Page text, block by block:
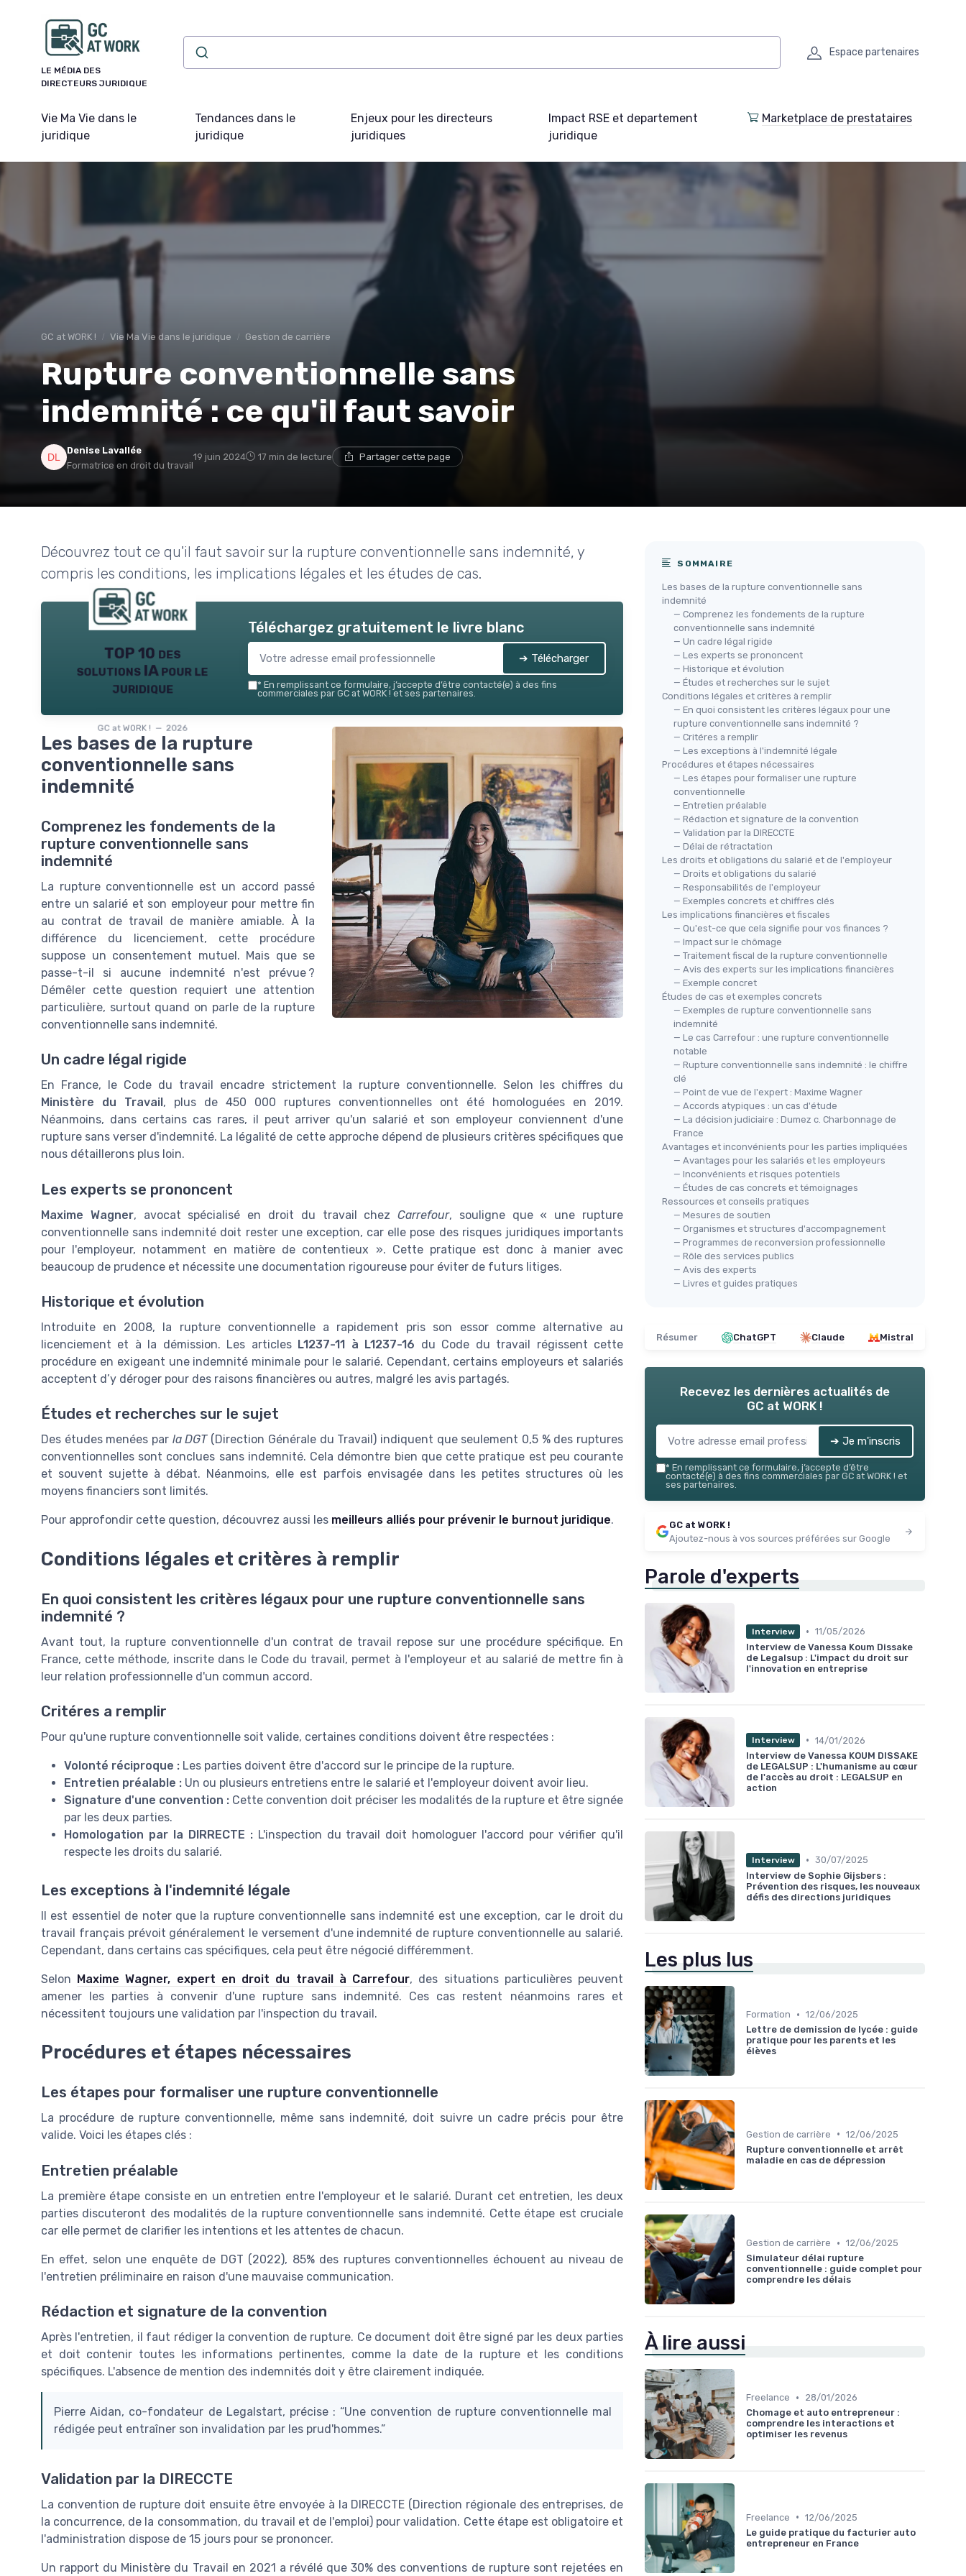
LE MÉDIA DES
DIRECTEURS JURIDIQUE
Espace partenaires
Vie Ma Vie dans le
juridique
Tendances dans le
juridique
Enjeux pour les directeurs
juridiques
Impact RSE et departement
juridique
Marketplace de prestataires
GC at WORK ! Vie Ma Vie dans le juridique Gestion de carrière
Rupture conventionnelle sans
indemnité : ce qu'il faut savoir
Denise Lavallée
Formatrice en droit du travail
19 juin 2024 17 min de lecture Partager cette page
Découvrez tout ce qu'il faut savoir sur la rupture conventionnelle sans indemnité, y
compris les conditions, les implications légales et les études de cas.
TOP 10 des
solutions IA pour le
juridique
GC at WORK ! — 2026
Téléchargez gratuitement le livre blanc
➔ Télécharger
* En remplissant ce formulaire, j’accepte d’être contacté(e) à des fins
commerciales par GC at WORK ! et ses partenaires.
Les bases de la rupture
conventionnelle sans
indemnité
Comprenez les fondements de la
rupture conventionnelle sans
indemnité
La rupture conventionnelle est un accord passé
entre un salarié et son employeur pour mettre fin
au contrat de travail de manière amiable. À la
différence du licenciement, cette procédure
suppose un consentement mutuel. Mais que se
passe-t-il si aucune indemnité n'est prévue ?
Démêler cette question requiert une attention
particulière, surtout quand on parle de la rupture
conventionnelle sans indemnité.
Un cadre légal rigide
En France, le Code du travail encadre strictement la rupture conventionnelle. Selon les chiffres du
Ministère du Travail , plus de 450 000 ruptures conventionnelles ont été homologuées en 2019.
Néanmoins, dans certains cas rares, il peut arriver qu'un salarié et son employeur conviennent d'une
rupture sans verser d'indemnité. La légalité de cette approche dépend de plusieurs critères spécifiques que
nous détaillerons plus loin.
Les experts se prononcent
Maxime Wagner, avocat spécialisé en droit du travail chezCarrefour, souligne que « une rupture
conventionnelle sans indemnité doit rester une exception, car elle pose des risques juridiques importants
pour l'employeur, notamment en matière de contentieux ». Cette pratique est donc à manier avec
beaucoup de prudence et nécessite une documentation rigoureuse pour éviter de futurs litiges.
Historique et évolution
Introduite en 2008, la rupture conventionnelle a rapidement pris son essor comme alternative au
licenciement et à la démission. Les articles L1237-11 à L1237-16 du Code du travail régissent cette
procédure en exigeant une indemnité minimale pour le salarié. Cependant, certains employeurs et salariés
acceptent d’y déroger pour des raisons financières ou autres, malgré les avis partagés.
Études et recherches sur le sujet
Des études menées par la DGT(Direction Générale du Travail) indiquent que seulement 0,5 % des ruptures
conventionnelles sont conclues sans indemnité. Cela démontre bien que cette pratique est peu courante
et souvent sujette à débat. Néanmoins, elle est parfois envisagée dans les petites structures où les
moyens financiers sont limités.
Pour approfondir cette question, découvrez aussi les meilleurs alliés pour prévenir le burnout juridique.
Conditions légales et critères à remplir
En quoi consistent les critères légaux pour une rupture conventionnelle sans
indemnité ?
Avant tout, la rupture conventionnelle d'un contrat de travail repose sur une procédure spécifique. En
France, cette méthode, inscrite dans le Code du travail, permet à l'employeur et au salarié de mettre fin à
leur relation professionnelle d'un commun accord.
Critéres a remplir
Pour qu'une rupture conventionnelle soit valide, certaines conditions doivent être respectées :
Volonté réciproque : Les parties doivent être d'accord sur le principe de la rupture.
Entretien préalable : Un ou plusieurs entretiens entre le salarié et l'employeur doivent avoir lieu.
Signature d'une convention : Cette convention doit préciser les modalités de la rupture et être signée
par les deux parties.
Homologation par la DIRRECTE :L'inspection du travail doit homologuer l'accord pour vérifier qu'il
respecte les droits du salarié.
Les exceptions à l'indemnité légale
Il est essentiel de noter que la rupture conventionnelle sans indemnité est une exception, car le droit du
travail français prévoit généralement le versement d'une indemnité de rupture conventionnelle au salarié.
Cependant, dans certains cas spécifiques, cela peut être négocié différemment.
Selon Maxime Wagner, expert en droit du travail à Carrefour, des situations particulières peuvent
amener les parties à convenir d'une rupture sans indemnité. Ces cas restent néanmoins rares et
nécessitent toujours une validation par l'inspection du travail.
Procédures et étapes nécessaires
Les étapes pour formaliser une rupture conventionnelle
La procédure de rupture conventionnelle, même sans indemnité, doit suivre un cadre précis pour être
valide. Voici les étapes clés :
Entretien préalable
La première étape consiste en un entretien entre l'employeur et le salarié. Durant cet entretien, les deux
parties discuteront des modalités de la rupture conventionnelle sans indemnité. Cette étape est cruciale
car elle permet de clarifier les intentions et les attentes de chacun.
En effet, selon une enquête de DGT (2022), 85% des ruptures conventionnelles échouent au niveau de
l'entretien préliminaire en raison d'une mauvaise communication.
Rédaction et signature de la convention
Après l'entretien, il faut rédiger la convention de rupture. Ce document doit être signé par les deux parties
et doit contenir toutes les informations pertinentes, comme la date de la rupture et les conditions
spécifiques. L'absence de mention des indemnités doit y être clairement indiquée.
Pierre Aidan, co-fondateur de Legalstart, précise : “Une convention de rupture conventionnelle mal
rédigée peut entraîner son invalidation par les prud'hommes.”
Validation par la DIRECCTE
La convention de rupture doit ensuite être envoyée à la DIRECCTE (Direction régionale des entreprises, de
la concurrence, de la consommation, du travail et de l'emploi) pour validation. Cette étape est obligatoire et
l'administration dispose de 15 jours pour se prononcer.
Un rapport du Ministère du Travail en 2021 a révélé que 30% des conventions de rupture sont rejetées en
SOMMAIRE
Les bases de la rupture conventionnelle sans
indemnité
— Comprenez les fondements de la rupture
conventionnelle sans indemnité
— Un cadre légal rigide
— Les experts se prononcent
— Historique et évolution
— Études et recherches sur le sujet
Conditions légales et critères à remplir
— En quoi consistent les critères légaux pour une
rupture conventionnelle sans indemnité ?
— Critéres a remplir
— Les exceptions à l'indemnité légale
Procédures et étapes nécessaires
— Les étapes pour formaliser une rupture
conventionnelle
— Entretien préalable
— Rédaction et signature de la convention
— Validation par la DIRECCTE
— Délai de rétractation
Les droits et obligations du salarié et de l'employeur
— Droits et obligations du salarié
— Responsabilités de l'employeur
— Exemples concrets et chiffres clés
Les implications financières et fiscales
— Qu'est-ce que cela signifie pour vos finances ?
— Impact sur le chômage
— Traitement fiscal de la rupture conventionnelle
— Avis des experts sur les implications financières
— Exemple concret
Études de cas et exemples concrets
— Exemples de rupture conventionnelle sans
indemnité
— Le cas Carrefour : une rupture conventionnelle
notable
— Rupture conventionnelle sans indemnité : le chiffre
clé
— Point de vue de l'expert : Maxime Wagner
— Accords atypiques : un cas d'étude
— La décision judiciaire : Dumez c. Charbonnage de
France
Avantages et inconvénients pour les parties impliquées
— Avantages pour les salariés et les employeurs
— Inconvénients et risques potentiels
— Études de cas concrets et témoignages
Ressources et conseils pratiques
— Mesures de soutien
— Organismes et structures d'accompagnement
— Programmes de reconversion professionnelle
— Rôle des services publics
— Avis des experts
— Livres et guides pratiques
Résumer ChatGPT Claude Mistral
Recevez les dernières actualités de
GC at WORK !
➔ Je m'inscris
* En remplissant ce formulaire, j’accepte d’être
contacté(e) à des fins commerciales par GC at WORK ! et
ses partenaires.
GC at WORK !
Ajoutez-nous à vos sources préférées sur Google
Parole d'experts
Interview • 11/05/2026
Interview de Vanessa Koum Dissake
de Legalsup : L'impact du droit sur
l'innovation en entreprise
Interview • 14/01/2026
Interview de Vanessa KOUM DISSAKE
de LEGALSUP : L'humanisme au cœur
de l'accès au droit : LEGALSUP en
action
Interview • 30/07/2025
Interview de Sophie Gijsbers :
Prévention des risques, les nouveaux
défis des directions juridiques
Les plus lus
Formation • 12/06/2025
Lettre de demission de lycée : guide
pratique pour les parents et les
élèves
Gestion de carrière • 12/06/2025
Rupture conventionnelle et arrêt
maladie en cas de dépression
Gestion de carrière • 12/06/2025
Simulateur délai rupture
conventionnelle : guide complet pour
comprendre les délais
À lire aussi
Freelance •
28/01/2026
Chomage et auto entrepreneur :
comprendre les interactions et
optimiser les revenus
Freelance • 12/06/2025
Le guide pratique du facturier auto
entrepreneur en France